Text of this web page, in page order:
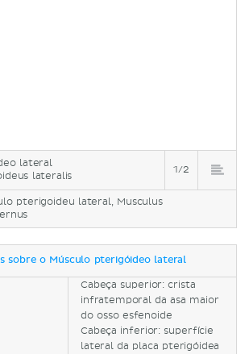
lateral
lateralis
1/2
pterigoideu lateral, Musculus
sobre o Músculo pterigóideo lateral
Cabeça superior: crista
infratemporal da asa maior
do osso esfenoide
Cabeça inferior: superfície
lateral da placa pterigóidea